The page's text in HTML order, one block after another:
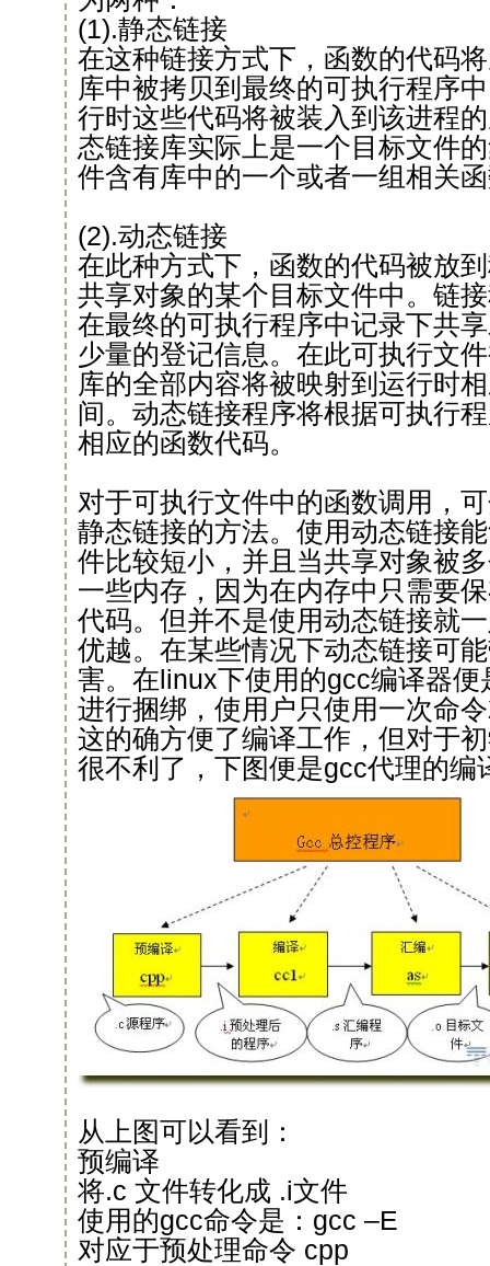
(1).静态链接
在这种链接方式下，函数的代码
库中被拷贝到最终的可执行程序
行时这些代码将被装入到该进程
态链接库实际上是一个目标文件
件含有库中的一个或者一组相关
(2).动态链接
在此种方式下，函数的代码被放
共享对象的某个目标文件中。链
在最终的可执行程序中记录下共
少量的登记信息。在此可执行文
库的全部内容将被映射到运行时
间。动态链接程序将根据可执行
相应的函数代码。
对于可执行文件中的函数调用，
静态链接的方法。使用动态链接
件比较短小，并且当共享对象被
一些内存，因为在内存中只需要
代码。但并不是使用动态链接就
优越。在某些情况下动态链接可
害。在linux下使用的gcc编译器
进行捆绑，使用户只使用一次命
这的确方便了编译工作，但对于
很不利了，下图便是gcc代理的编
从上图可以看到：
预编译
将.c 文件转化成 .i文件
使用的gcc命令是：gcc –E
对应于预处理命令 cpp